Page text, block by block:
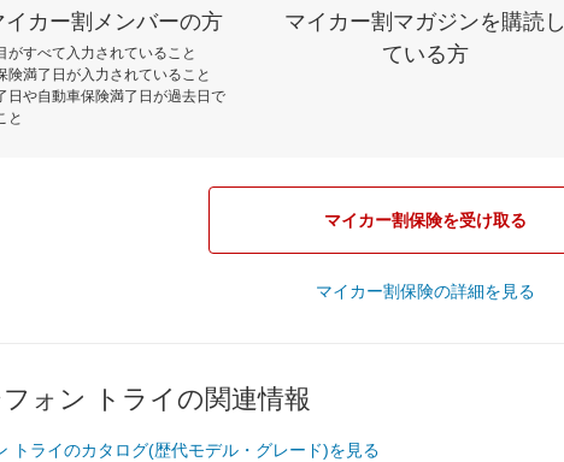
イカー割メンバーの方
がすべて入力されていること
険満了日が入力されていること
日や自動車保険満了日が過去日で
と
マイカー割マガジンを購読し
ている方
マイカー割保険を受け取る
マイカー割保険の詳細を見る
ォン トライの関連情報
トライのカタログ(歴代モデル・グレード)を見る